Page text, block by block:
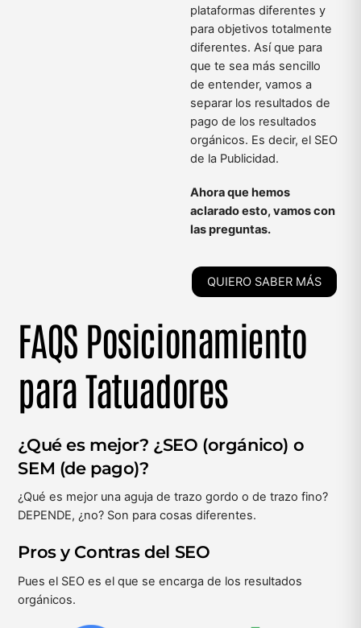
plataformas diferentes y
para objetivos totalmente
diferentes. Así que para
que te sea más sencillo
de entender, vamos a
separar los resultados de
pago de los resultados
orgánicos. Es decir, el SEO
de la Publicidad.
Ahora que hemos
aclarado esto, vamos con
las preguntas.
QUIERO SABER MÁS
FAQS Posicionamiento
para Tatuadores
¿Qué es mejor? ¿SEO (orgánico) o
SEM (de pago)?
¿Qué es mejor una aguja de trazo gordo o de trazo fino?
DEPENDE, ¿no? Son para cosas diferentes.
Pros y Contras del SEO
Pues el SEO es el que se encarga de los resultados
orgánicos.